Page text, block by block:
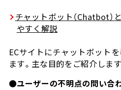
チャットボット（Chatbot）
やすく解説
ECサイトにチャットボット
ます。主な目的をご紹介します
●ユーザーの不明点の問い合